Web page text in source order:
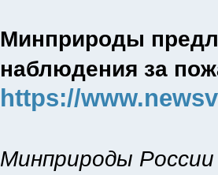
Минприроды
наблюдения за
https://
Минприроды